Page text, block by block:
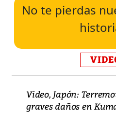
No te pierdas
Video, Japón:
graves daños en